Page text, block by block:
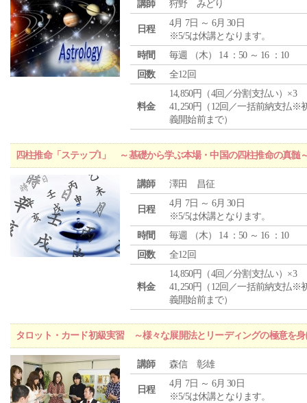
講師 狩野 みどり
日程
4月 7日 ～ 6月 30日
※5/5は休講となります。
時間
毎週 （木） 14 ：50 ～ 16 ：10
回数
全12回
料金
14,850円（4回／分割支払い）×3
41,250円（12回／一括前納支払※
義開始前まで）
四柱推命「ステップ1」 ～基礎から学ぶ本場・中国の四柱推命の真髄
講師 澤田 昌征
日程
4月 7日 ～ 6月 30日
※5/5は休講となります。
時間
毎週 （木） 14 ：50 ～ 16 ：10
回数
全12回
料金
14,850円（4回／分割支払い）×3
41,250円（12回／一括前納支払※
義開始前まで）
タロット・カード初級実習 ～様々な展開法とリーディングの極意を身
講師 森信 彰雄
日程
4月 7日 ～ 6月 30日
※5/5は休講となります。